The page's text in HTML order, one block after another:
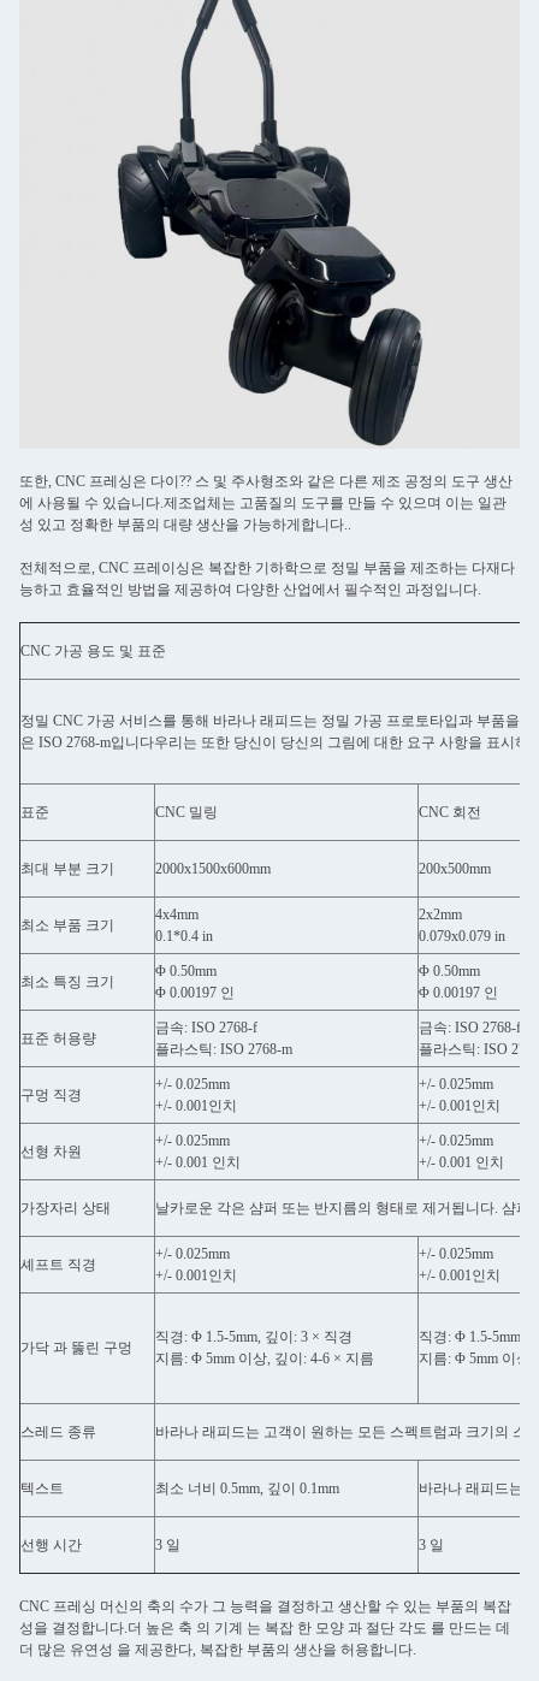
또한, CNC 프레싱은 다이?? 스 및 주사형조와 같은 다른 제조 공정의 도구 생산
에 사용될 수 있습니다.제조업체는 고품질의 도구를 만들 수 있으며 이는 일관
성 있고 정확한 부품의 대량 생산을 가능하게합니다..
전체적으로, CNC 프레이싱은 복잡한 기하학으로 정밀 부품을 제조하는 다재다
능하고 효율적인 방법을 제공하여 다양한 산업에서 필수적인 과정입니다.
CNC 가공 용도 및 표준
정밀 CNC 가공 서비스를 통해 바라나 래피드는 정밀 가공 프로토타입과 부품을
은 ISO 2768-m입니다우리는 또한 당신이 당신의 그림에 대한 요구 사항을 표시
표준 CNC 밀링 CNC 회전
최대 부분 크기 2000x1500x600mm 200x500mm
최소 부품 크기
4x4mm
0.1*0.4 in
2x2mm
0.079x0.079 in
최소 특징 크기
Φ 0.50mm
Φ 0.00197 인
Φ 0.50mm
Φ 0.00197 인
표준 허용량
금속: ISO 2768-f
플라스틱: ISO 2768-m
금속: ISO 2768-f
플라스틱: ISO
구멍 직경
+/- 0.025mm
+/- 0.001인치
+/- 0.025mm
+/- 0.001인치
선형 차원
+/- 0.025mm
+/- 0.001 인치
+/- 0.025mm
+/- 0.001 인치
가장자리 상태 날카로운 각은 샴퍼 또는 반지름의 형태로 제거됩니다. 샴
셰프트 직경
+/- 0.025mm
+/- 0.001인치
+/- 0.025mm
+/- 0.001인치
가닥 과 뚫린 구멍
직경: Φ 1.5-5mm, 깊이: 3 × 직경
지름: Φ 5mm 이상, 깊이: 4-6 × 지름
직경: Φ 1.5-5mm,
지름: Φ 5mm 이상,
스레드 종류 바라나 래피드는 고객이 원하는 모든 스펙트럼과 크기의 스
텍스트 최소 너비 0.5mm, 깊이 0.1mm 바라나 래피드는
선행 시간 3 일 3 일
CNC 프레싱 머신의 축의 수가 그 능력을 결정하고 생산할 수 있는 부품의 복잡
성을 결정합니다.더 높은 축 의 기계 는 복잡 한 모양 과 절단 각도 를 만드는 데
더 많은 유연성 을 제공한다, 복잡한 부품의 생산을 허용합니다.